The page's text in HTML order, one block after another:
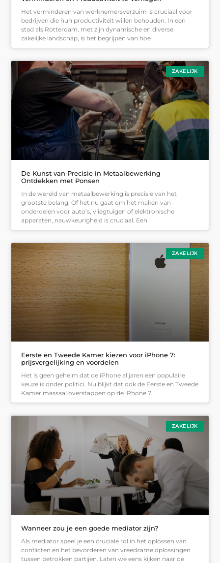
Het verminderen van werknemersverzuim is cruciaal voor
bedrijven die hun productiviteit willen behouden. In een
stad als Rotterdam, met zijn dynamische en diverse
zakelijke landschap, is het begrijpen van hoe
ZAKELIJK
De Kunst van Precisie in Metaalbewerking
Ontdekken met Ponsen
In de wereld van metaalbewerking is precisie van het
grootste belang. Of het nu gaat om het maken van
onderdelen voor auto’s, vliegtuigen of elektronische
apparaten, nauwkeurigheid is cruciaal. Een
ZAKELIJK
Eerste en Tweede Kamer kiezen voor iPhone 7:
prijsvergelijking en voordelen
Het is geen geheim dat de iPhone al jaren een populaire
keuze is onder politici. Nu blijkt dat ook de Eerste en Tweede
Kamer massaal overstappen op de iPhone 7.
ZAKELIJK
Wanneer zou je een goede mediator zijn?
Als mediator speel je een cruciale rol in het oplossen van
conflicten en het bevorderen van vreedzame oplossingen
tussen betrokken partijen. Laten we eens kijken naar de